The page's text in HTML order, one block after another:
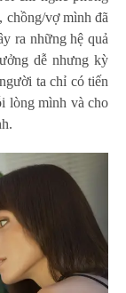
chồng/vợ mình đã
ra những hệ quả
dễ nhưng kỳ
ta chỉ có tiến
lòng mình và cho